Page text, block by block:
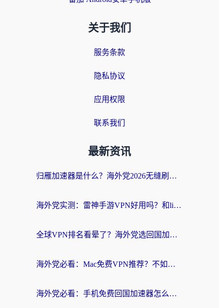
关于我们
服务条款
隐私协议
应用权限
联系我们
最新资讯
归雁加速器是什么？海外党2026无缝刷剧玩国服的实用指南
海外党实测：雷神手游VPN好用吗？和lightVPN对比哪个回国效果更好？附真实体验+避坑指南
全球VPN排名看晕了？海外党选回国加速器的实用指南（附真实对比）
海外党必看：Mac免费VPN推荐？不如选对回国加速器，秒连国内资源不踩坑
海外党必看：手机免费回国加速器怎么选？3个维度帮你避开坑，无缝刷国内资源